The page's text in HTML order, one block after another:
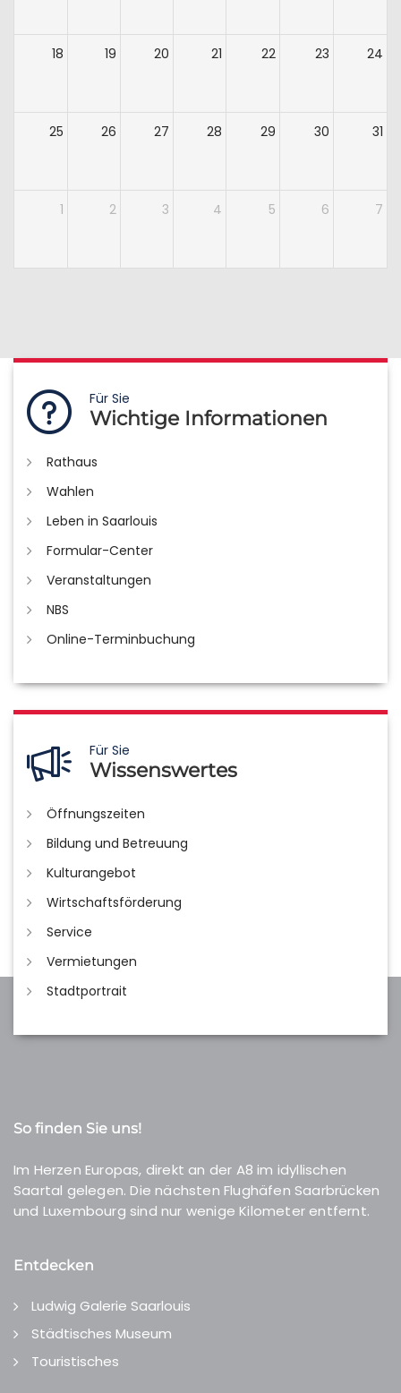
18 19 20 21 22 23 24
25 26 27 28 29 30 31
1 2 3 4 5 6 7
Für Sie
Wichtige Informationen
Rathaus
Wahlen
Leben in Saarlouis
Formular-Center
Veranstaltungen
NBS
Online-Terminbuchung
Für Sie
Wissenswertes
Öffnungszeiten
Bildung und Betreuung
Kulturangebot
Wirtschaftsförderung
Service
Vermietungen
Stadtportrait
So finden Sie uns!
Im Herzen Europas, direkt an der A8 im idyllischen
Saartal gelegen. Die nächsten Flughäfen Saarbrücken
und Luxembourg sind nur wenige Kilometer entfernt.
Entdecken
Ludwig Galerie Saarlouis
Städtisches Museum
Touristisches